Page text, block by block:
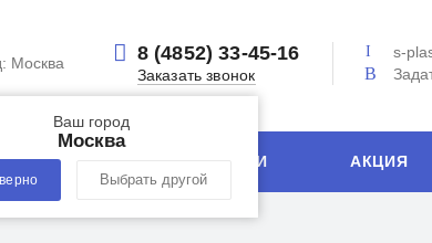
Москва
Ваш город
Москва
Выбрать другой
8 (4852) 33-45-16
Заказать звонок
s-
УСЛУГИ ТЕХНОЛОГИИ АКЦИЯ